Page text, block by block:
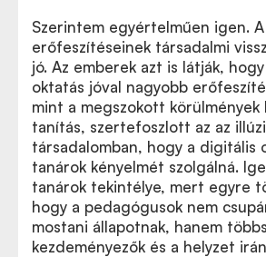
Szerintem egyértelműen igen.
erőfeszítéseinek társadalmi
jó. Az emberek azt is látják,
oktatás jóval nagyobb
mint a megszokott körülmények
tanítás, szertefoszlott az az
társadalomban, hogy a digitális
tanárok kényelmét szolgálná.
tanárok tekintélye, mert egyre
hogy a pedagógusok nem
mostani állapotnak, hanem
kezdeményezők és a helyzet